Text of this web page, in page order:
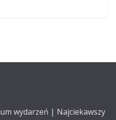
wydarzeń | Najciekawszy